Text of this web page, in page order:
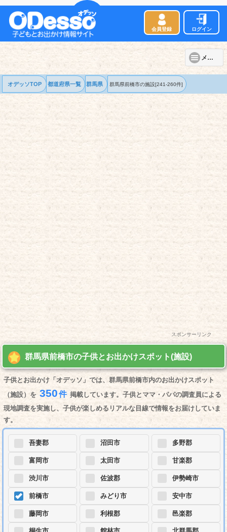
会員登録 ログイン
メニュー
オデッソTOP 都道府県一覧 群馬県 群馬県前橋市の施設[241-260件]
スポンサーリンク
群馬県前橋市の子供とお出かけスポット(施設)
子供とお出かけ「オデッソ」では、群馬県前橋市内のお出かけスポット
（施設）を 350件 掲載しています。子供とママ・パパの調査員による
現地調査を実施し、子供が楽しめるリアルな目線で情報をお届けしていま
す。
吾妻郡
富岡市
渋川市
前橋市
藤岡市
沼田市
太田市
佐波郡
みどり市
利根郡
多野郡
甘楽郡
伊勢崎市
安中市
邑楽郡